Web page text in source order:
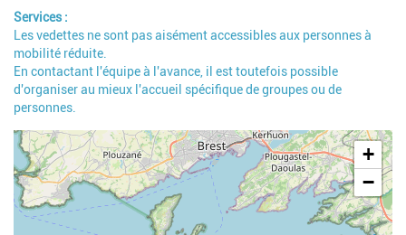
Services
Les vedettes ne sont pas aisément accessibles aux personnes à
mobilité réduite.
En contactant l'équipe à l'avance, il est toutefois possible
d'organiser au mieux l'accueil spécifique de groupes ou de
personnes.
Geolocalisation
+
−